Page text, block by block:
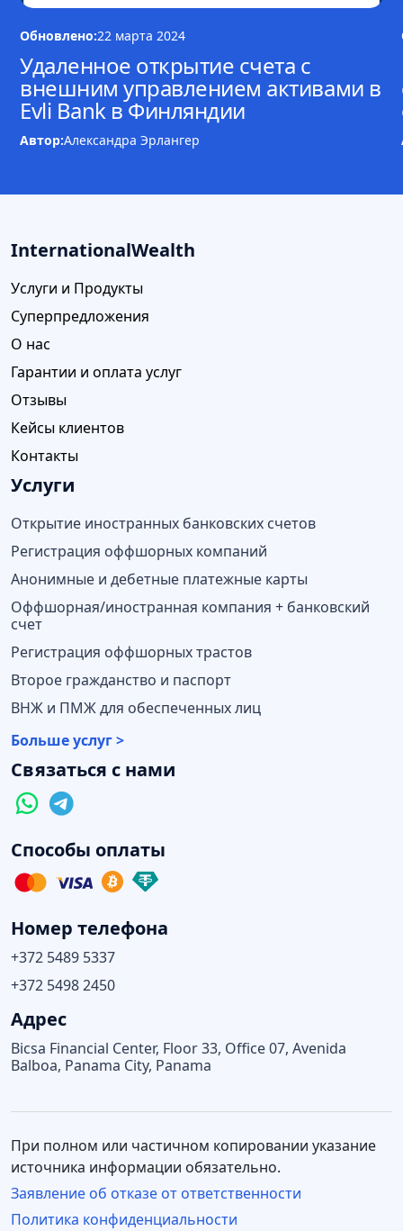
Обновлено:22 марта 2024
Удаленное открытие счета c
внешним управлением активами в
Evli Bank в Финляндии
Автор:Александра Эрлангер
InternationalWealth
Услуги и Продукты
Суперпредложения
О нас
Гарантии и оплата услуг
Отзывы
Кейсы клиентов
Контакты
Услуги
Открытие иностранных банковских счетов
Регистрация оффшорных компаний
Анонимные и дебетные платежные карты
Оффшорная/иностранная компания + банковский
счет
Регистрация оффшорных трастов
Второе гражданство и паспорт
ВНЖ и ПМЖ для обеспеченных лиц
Больше услуг >
Связаться с нами
Способы оплаты
Номер телефона
+372 5489 5337
+372 5498 2450
Адрес
Bicsa Financial Center, Floor 33, Office 07, Avenida
Balboa, Panama City, Panama
Политика конфиденциальности
При полном или частичном копировании указание
источника информации обязательно.
Заявление об отказе от ответственности